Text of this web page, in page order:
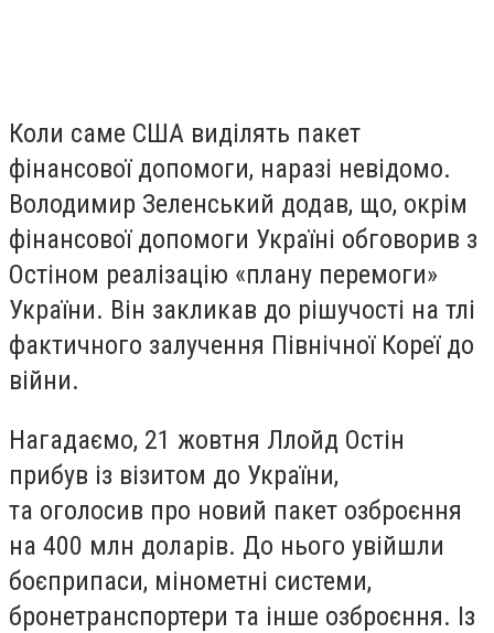
Коли саме США виділять пакет
фінансової допомоги, наразі невідомо.
Володимир Зеленський додав, що, окрім
фінансової допомоги Україні обговорив з
Остіном реалізацію «плану перемоги»
України. Він закликав до рішучості на тлі
фактичного залучення Північної Кореї до
війни.
Нагадаємо, 21 жовтня Ллойд Остін
прибув із візитом до України,
та оголосив про новий пакет озброєння
на 400 млн доларів. До нього увійшли
боєприпаси, мінометні системи,
бронетранспортери та інше озброєння. Із